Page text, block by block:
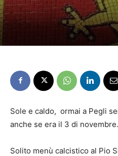
Sole e caldo, ormai a Pegli
anche se era il 3 di novembre.
Solito menù calcistico al Pio